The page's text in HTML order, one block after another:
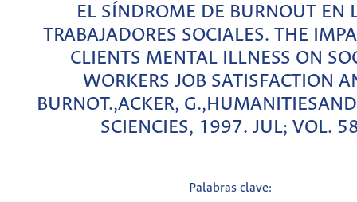
EL SÍNDROME DE BURNOUT EN
TRABAJADORES SOCIALES. THE
CLIENTS MENTAL ILLNESS ON
WORKERS JOB SATISFACTION
BURNOT.,ACKER,
SCIENCIES, 1997. JUL; VOL.
Palabras clave: